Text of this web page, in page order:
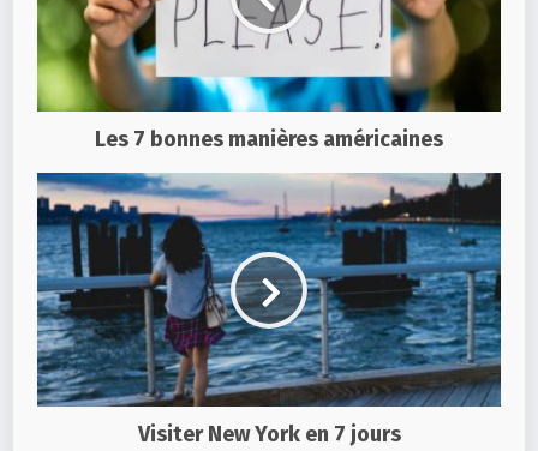
Les 7 bonnes manières américaines
Visiter New York en 7 jours